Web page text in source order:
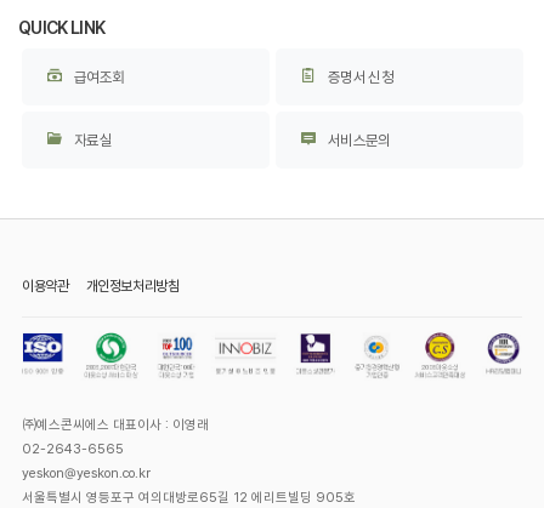
QUICK LINK
급여조회 증명서 신청
자료실 서비스문의
이용약관 개인정보처리방침
㈜예스콘씨에스 대표이사 : 이영래
02-2643-6565
yeskon@yeskon.co.kr
서울특별시 영등포구 여의대방로65길 12 에리트빌딩 905호